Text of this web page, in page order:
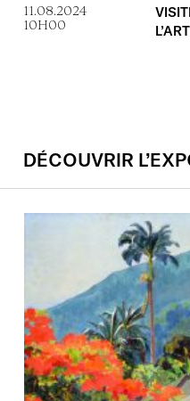
11.08.2024
10H00
DÉCOUVRIR